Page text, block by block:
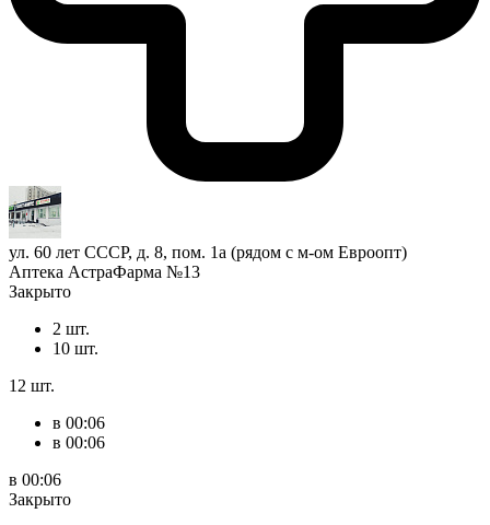
ул. 60 лет СССР, д. 8, пом. 1а (рядом с м-ом Евроопт)
Аптека АстраФарма №13
Закрыто
2 шт.
10 шт.
12 шт.
в 00:06
в 00:06
в 00:06
Закрыто